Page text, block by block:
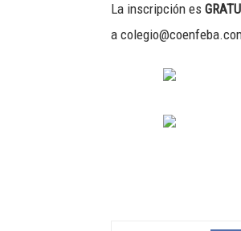
La inscripción es
a